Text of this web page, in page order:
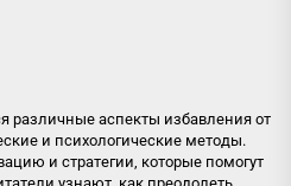
различные аспекты избавления от
и психологические методы.
и стратегии, которые помогут